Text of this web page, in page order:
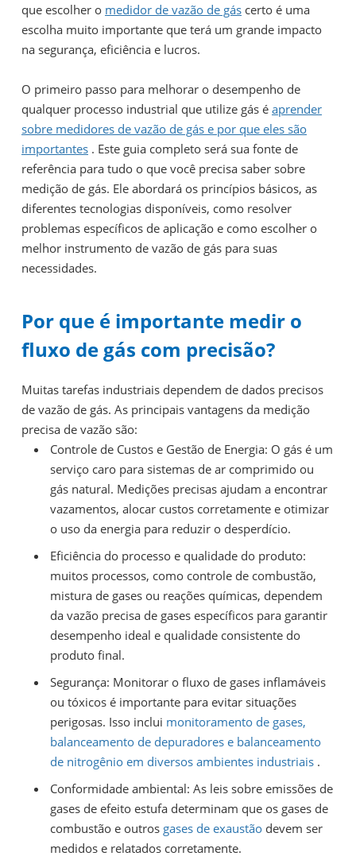
que escolher o medidor de vazão de gás certo é uma
escolha muito importante que terá um grande impacto
na segurança, eficiência e lucros.
O primeiro passo para melhorar o desempenho de
qualquer processo industrial que utilize gás é aprender
sobre medidores de vazão de gás e por que eles são
importantes . Este guia completo será sua fonte de
referência para tudo o que você precisa saber sobre
medição de gás. Ele abordará os princípios básicos, as
diferentes tecnologias disponíveis, como resolver
problemas específicos de aplicação e como escolher o
melhor instrumento de vazão de gás para suas
necessidades.
Por que é importante medir o
fluxo de gás com precisão?
Muitas tarefas industriais dependem de dados precisos
de vazão de gás. As principais vantagens da medição
precisa de vazão são:
Controle de Custos e Gestão de Energia: O gás é um
serviço caro para sistemas de ar comprimido ou
gás natural. Medições precisas ajudam a encontrar
vazamentos, alocar custos corretamente e otimizar
o uso da energia para reduzir o desperdício.
Eficiência do processo e qualidade do produto:
muitos processos, como controle de combustão,
mistura de gases ou reações químicas, dependem
da vazão precisa de gases específicos para garantir
desempenho ideal e qualidade consistente do
produto final.
Segurança: Monitorar o fluxo de gases inflamáveis
ou tóxicos é importante para evitar situações
perigosas. Isso inclui monitoramento de gases,
balanceamento de depuradores e balanceamento
de nitrogênio em diversos ambientes industriais.
Conformidade ambiental: As leis sobre emissões de
gases de efeito estufa determinam que os gases de
combustão e outros gases de exaustãodevem ser
medidos e relatados corretamente.